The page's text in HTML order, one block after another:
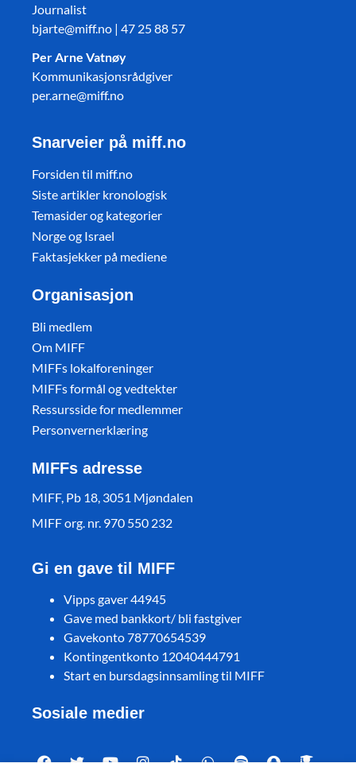
Journalist
bjarte@miff.no | 47 25 88 57
Per Arne Vatnøy
Kommunikasjonsrådgiver
per.arne@miff.no
Snarveier på miff.no
Forsiden til miff.no
Siste artikler kronologisk
Temasider og kategorier
Norge og Israel
Faktasjekker på mediene
Organisasjon
Bli medlem
Om MIFF
MIFFs lokalforeninger
MIFFs formål og vedtekter
Ressursside for medlemmer
Personvernerklæring
MIFFs adresse
MIFF, Pb 18, 3051 Mjøndalen
MIFF org. nr. 970 550 232
Gi en gave til MIFF
Vipps gaver 44945
Gave med bankkort/ bli fastgiver
Gavekonto 78770654539
Kontingentkonto 12040444791
Start en bursdagsinnsamling til MIFF
Sosiale medier